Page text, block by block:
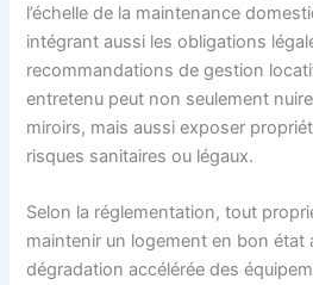
l’échelle de la maintenance
intégrant aussi les obligations
recommandations de gestion
entretenu peut non seulement
miroirs, mais aussi exposer
risques sanitaires ou légaux.
Selon la réglementation, tout
maintenir un logement en bon état
dégradation accélérée des